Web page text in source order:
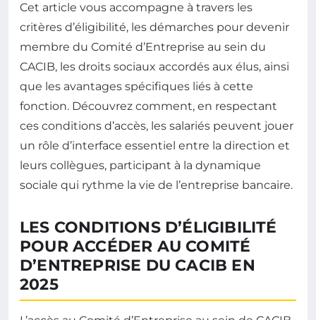
Cet article vous accompagne à travers les
critères d’éligibilité, les démarches pour devenir
membre du Comité d’Entreprise au sein du
CACIB, les droits sociaux accordés aux élus, ainsi
que les avantages spécifiques liés à cette
fonction. Découvrez comment, en respectant
ces conditions d’accès, les salariés peuvent jouer
un rôle d’interface essentiel entre la direction et
leurs collègues, participant à la dynamique
sociale qui rythme la vie de l’entreprise bancaire.
LES CONDITIONS D’ÉLIGIBILITÉ
POUR ACCÉDER AU COMITÉ
D’ENTREPRISE DU CACIB EN
2025